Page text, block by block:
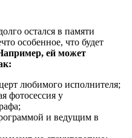
остался в памяти
особенное, что будет
ей может
любимого исполнителя;
фотосессия у
и ведущим в